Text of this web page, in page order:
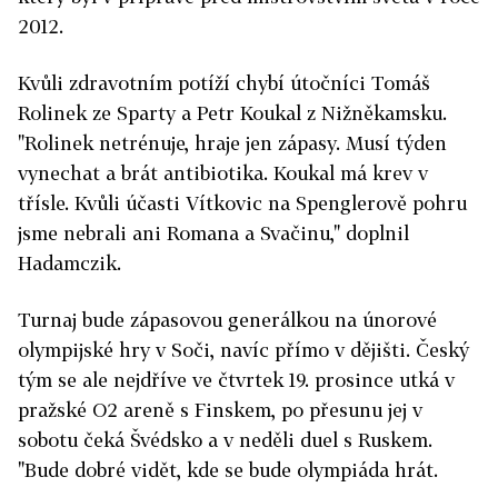
2012.
Kvůli zdravotním potíží chybí útočníci Tomáš
Rolinek ze Sparty a Petr Koukal z Nižněkamsku.
"Rolinek netrénuje, hraje jen zápasy. Musí týden
vynechat a brát antibiotika. Koukal má krev v
třísle. Kvůli účasti Vítkovic na Spenglerově pohru
jsme nebrali ani Romana a Svačinu," doplnil
Hadamczik.
Turnaj bude zápasovou generálkou na únorové
olympijské hry v Soči, navíc přímo v dějišti. Český
tým se ale nejdříve ve čtvrtek 19. prosince utká v
pražské O2 areně s Finskem, po přesunu jej v
sobotu čeká Švédsko a v neděli duel s Ruskem.
"Bude dobré vidět, kde se bude olympiáda hrát.